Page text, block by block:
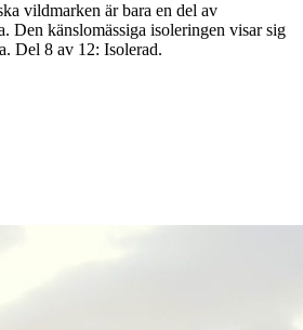
vildmarken är bara en del av
Den känslomässiga isoleringen visar sig
Del 8 av 12: Isolerad.